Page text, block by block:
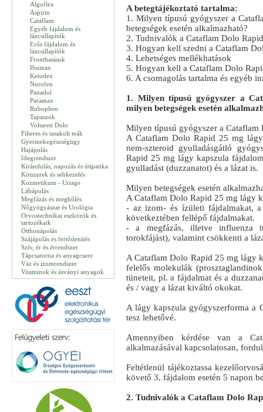
Algoflex
Aspirin
Cataflam
Egyéb fájdalom és
lázcsillapítók
Erős fájdalom és
lázcsillapítók
Fronthatások
Ibumax
Ketodex
Nurofen
Panadol
Paramax
Rubophen
Tapaszok
Voltaren Dolo
Filteres és tasakolt teák
Gyermekegészségügy
Hajápolás
Idegrendszer
Kirándulás, napozás és útipatika
Kötszerek és sebkezelés
Kozmetikum - Uriage
Lábápolás
Megfázás és meghűlés
Nőgyógyászat és Urológia
Orvostechnikai eszközök és
tartozékaik
Otthonápolás
Szájápolás és fertőtlenítés
Szív, ér és érrendszer
Tápcsatorna és anyagcsere
Váz és izomrendszer
Vitaminok és ásványi anyagok
A betegtájékoztató tartalma:
1. Milyen típusú gyógyszer a
betegségek esetén alkalmazható?
2. Tudnivalók a Cataflam Dolo
3. Hogyan kell szedni a Cataflam
4. Lehetséges mellékhatások
5. Hogyan kell a Cataflam Dolo
6. A csomagolás tartalma és egyéb
1. Milyen típusú gyógyszer a
milyen betegségek esetén
Milyen típusú gyógyszer a
A Cataflam Dolo Rapid 25 mg
nem-szteroid gyulladásgátló
Rapid 25 mg lágy kapszula
gyulladást (duzzanatot) és a lázat is.
Milyen betegségek esetén
A Cataflam Dolo Rapid 25 mg lágy
- az izom- és ízületi fájdalmakat,
következtében fellépő fájdalmakat.
- a megfázás, illetve influenza
torokfájást), valamint csökkenti a
A Cataflam Dolo Rapid 25 mg lágy
felelős molekulák
tüneteit, pl. a fájdalmat és a
és / vagy a lázat kiváltó okokat.
A lágy kapszula gyógyszerforma a
tesz lehetővé.
Amennyiben kérdése van a
alkalmazásával kapcsolatosan,
Feltétlenül tájékoztassa
követő 3, fájdalom esetén 5 napon
2. Tudnivalók a Cataflam Dolo